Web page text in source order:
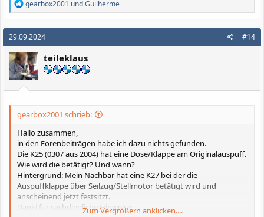
R
e
a
k
t
i
o
n
e
n
gearbox2001 undGuilherme
29.09.2024 #14
teileklaus
gearbox2001 schrieb:
Hallo zusammen,
in den Forenbeiträgen habe ich dazu nichts gefunden.
Die K25 (0307 aus 2004) hat eine Dose/Klappe am Originalauspuff.
Wie wird die betätigt? Und wann?
Hintergrund: Mein Nachbar hat eine K27 bei der die
Auspuffklappe über Seilzug/Stellmotor betätigt wird und
anscheinend jetzt festsitzt.
Danki für sachdienliche Hinweise.Zum Vergrößern anklicken....